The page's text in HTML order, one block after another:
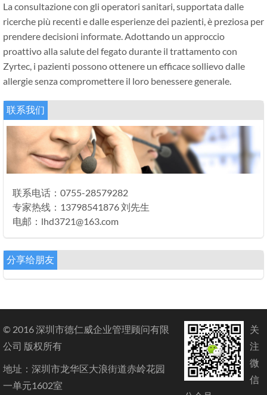
La consultazione con gli operatori sanitari, supportata dalle
ricerche più recenti e dalle esperienze dei pazienti, è preziosa per
prendere decisioni informate. Adottando un approccio
proattivo alla salute del fegato durante il trattamento con
Zyrtec, i pazienti possono ottenere un efficace sollievo dalle
allergie senza compromettere il loro benessere generale.
联系我们
联系电话：0755-28579282
专家热线：13798541876 刘先生
电邮：lhd3721@163.com
分享给朋友
© 2016 深圳市德仁威企业管理顾问有限
公司 版权所有
地址：深圳市龙华区大浪街道赤岭花园
一单元1602室
关
注
微
信